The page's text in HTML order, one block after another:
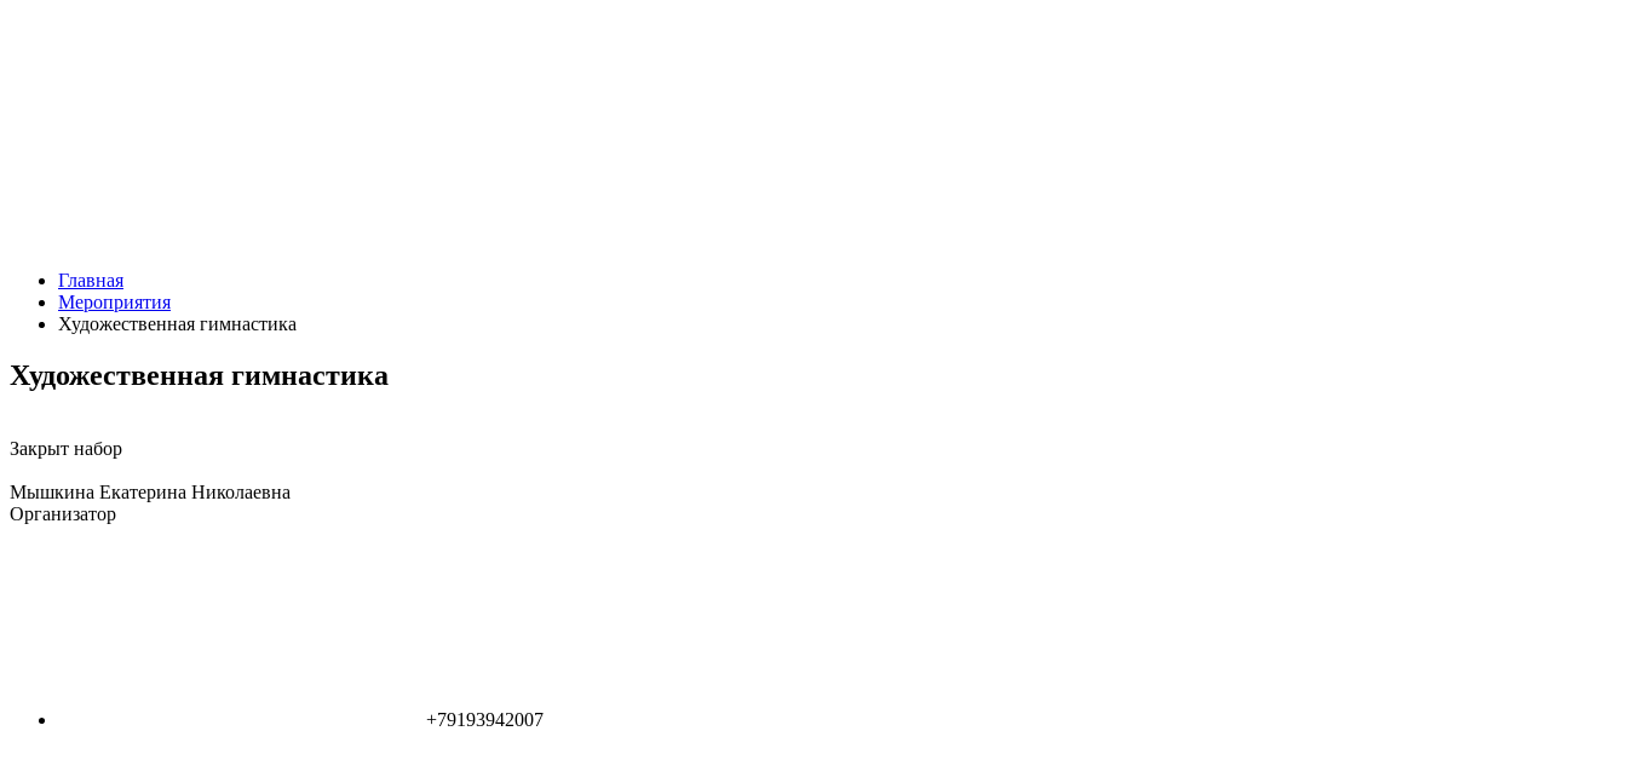
Главная
Мероприятия
Художественная гимнастика
Художественная гимнастика
Закрыт набор
Мышкина Екатерина Николаевна
Организатор
+79193942007